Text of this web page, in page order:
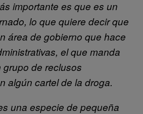
importante es que es un
lo que quiere decir que
área de gobierno que hace
el que manda
de reclusos
algún cartel de la droga.
una especie de pequeña